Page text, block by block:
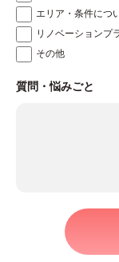
お問い合わせを
社に提供され
すが、必要な情
い合わせ内容の
エリア・条件につ
リノベーションプ
その他
質問・悩みごと